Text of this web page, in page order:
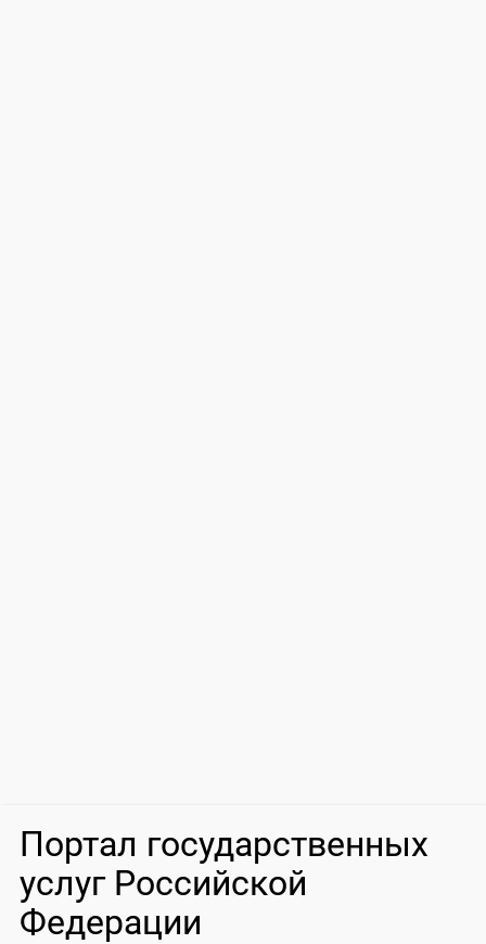
Портал государственных
услуг Российской
Федерации